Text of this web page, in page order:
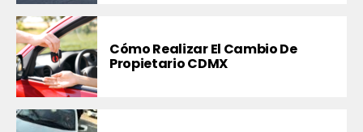
Cómo Realizar El Cambio De
Propietario CDMX